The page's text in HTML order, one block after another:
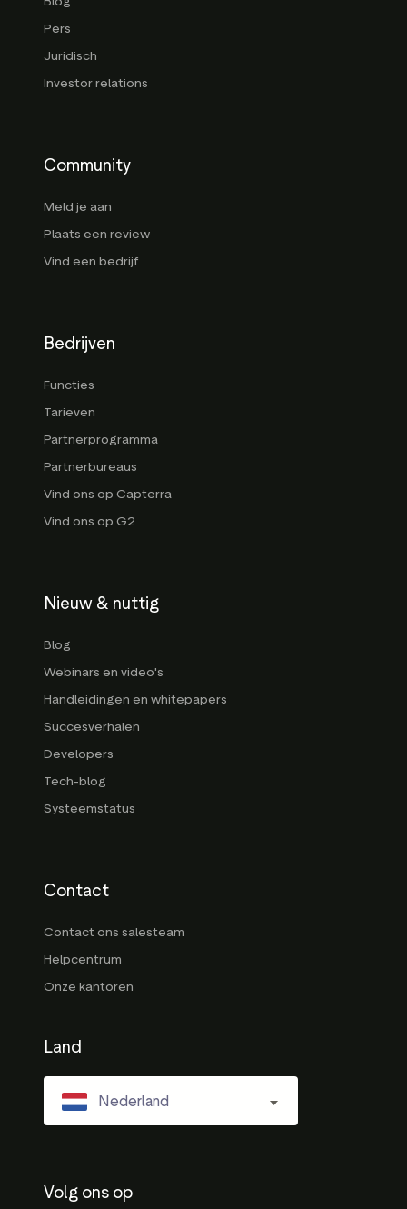
Pers
Juridisch
Investor relations
Community
Meld je aan
Plaats een review
Vind een bedrijf
Bedrijven
Functies
Tarieven
Partnerprogramma
Partnerbureaus
Vind ons op Capterra
Vind ons op G2
Nieuw & nuttig
Blog
Webinars en video's
Handleidingen en whitepapers
Succesverhalen
Developers
Tech-blog
Systeemstatus
Contact
Contact ons salesteam
Helpcentrum
Onze kantoren
Land
Nederland
Volg ons op